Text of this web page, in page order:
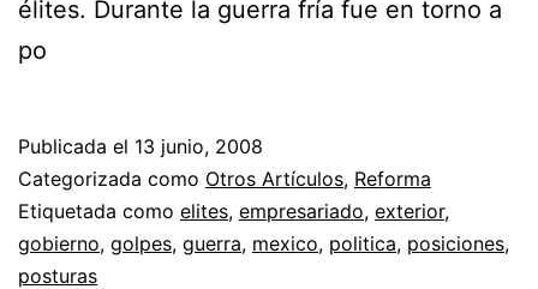
élites. Durante la guerra fría fue en torno a
po
Publicada el 13 junio, 2008
Categorizada como Otros Artículos, Reforma
Etiquetada como elites, empresariado, exterior,
gobierno, golpes, guerra, mexico, politica, posiciones,
posturas